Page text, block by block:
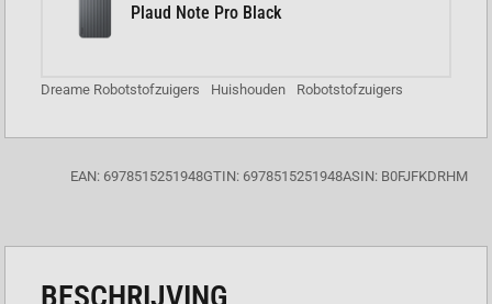
Plaud Note Pro Black
Dreame Robotstofzuigers Huishouden Robotstofzuigers
EAN: 6978515251948GTIN: 6978515251948ASIN: B0FJFKDRHM